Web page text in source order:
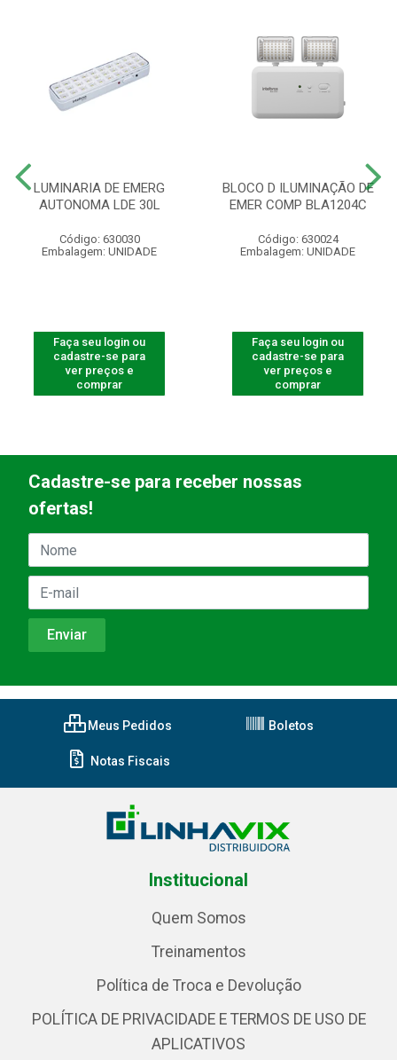
LUMINARIA DE EMERG
AUTONOMA LDE 30L
Código: 630030
Embalagem: UNIDADE
Faça seu login ou
cadastre-se para
ver preços e
comprar
BLOCO D ILUMINAÇÃO DE
EMER COMP BLA1204C
Código: 630024
Embalagem: UNIDADE
Faça seu login ou
cadastre-se para
ver preços e
comprar
Cadastre-se para receber nossas
ofertas!
Meus Pedidos Boletos
Notas Fiscais
Institucional
Quem Somos
Treinamentos
Política de Troca e Devolução
POLÍTICA DE PRIVACIDADE E TERMOS DE USO DE
APLICATIVOS